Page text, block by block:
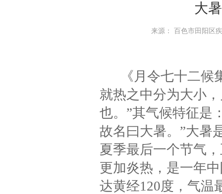
大
来源： 百色市田阳区
《月令七十二
就热之中分为大小
也。”其气候特征是
故名曰大暑。”大暑
夏季最后一个节气
更加炎热，是一年
达黄经120度，气温